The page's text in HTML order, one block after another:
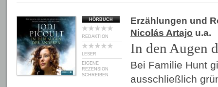
HÖRBUCH
REDAKTION
LESER
EIGENE
REZENSION
SCHREIBEN
Erzählungen und
Nicolás Artajo u.a.
In den Augen
Bei Familie Hunt
ausschließlich